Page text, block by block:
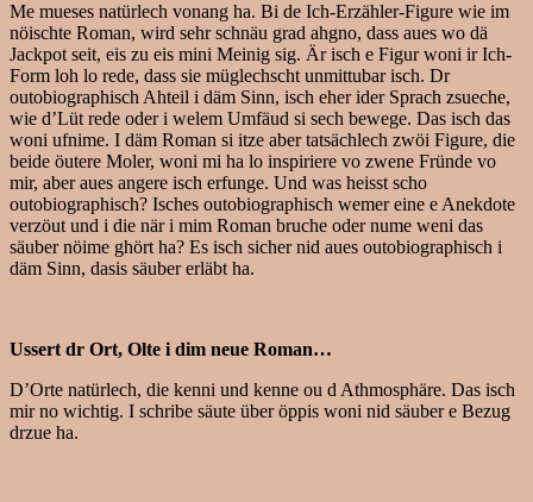
Me mueses natürlech vonang ha. Bi de Ich-Erzähler-Figure wie im
nöischte Roman, wird sehr schnäu grad ahgno, dass aues wo dä
Jackpot seit, eis zu eis mini Meinig sig. Är isch e Figur woni ir Ich-
Form loh lo rede, dass sie müglechscht unmittubar isch. Dr
outobiographisch Ahteil i däm Sinn, isch eher ider Sprach zsueche,
wie d’Lüt rede oder i welem Umfäud si sech bewege. Das isch das
woni ufnime. I däm Roman si itze aber tatsächlech zwöi Figure, die
beide öutere Moler, woni mi ha lo inspiriere vo zwene Fründe vo
mir, aber aues angere isch erfunge. Und was heisst scho
outobiographisch? Isches outobiographisch wemer eine e Anekdote
verzöut und i die när i mim Roman bruche oder nume weni das
säuber nöime ghört ha? Es isch sicher nid aues outobiographisch i
däm Sinn, dasis säuber erläbt ha.
Ussert dr Ort, Olte i dim neue Roman…
D’Orte natürlech, die kenni und kenne ou d Athmosphäre. Das isch
mir no wichtig. I schribe säute über öppis woni nid säuber e Bezug
drzue ha.